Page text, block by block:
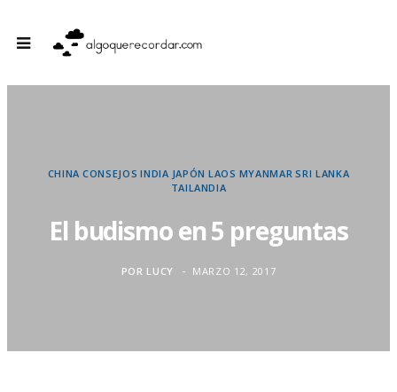
CHINA CONSEJOS INDIA JAPÓN LAOS MYANMAR SRI LANKA
TAILANDIA
El budismo en 5 preguntas
POR LUCY MARZO 12, 2017